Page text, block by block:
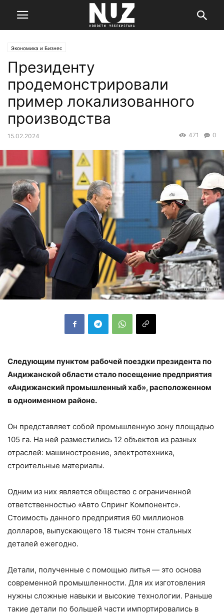
Экономика и Бизнес
Президенту
продемонстрировали
пример локализованного
производства
15.02.2024 0
471
Следующим пунктом рабочей поездки президента по
Андижанской области стало посещение предприятия
«Андижанский промышленный хаб», расположенном
в одноименном районе.
Он представляет собой промышленную зону площадью
105 га. На ней разместились 12 объектов из разных
отраслей: машиностроение, электротехника,
строительные материалы.
Одним из них является общество с ограниченной
ответственностью «Авто Спринг Компонентс».
Стоимость данного предприятия 60 миллионов
долларов, выпускающего 18 тысяч тонн стальных
деталей ежегодно.
Детали, полученные с помощью литья — это основа
современной промышленности. Для их изготовления
нужны сложные навыки и высокие технологии. Раньше
такие детали по большей части импортировались в